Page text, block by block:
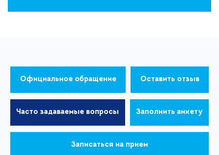
Официальное обращение Оставить отзыв
Часто задаваемые вопросы Заполнить анкету
Записаться на прием